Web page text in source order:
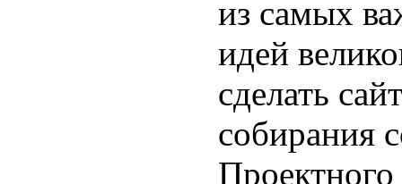
из самых
идей
сделать
собирания